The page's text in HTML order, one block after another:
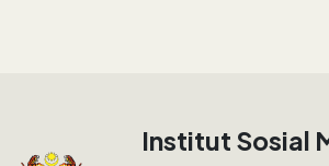
Institut Sosial